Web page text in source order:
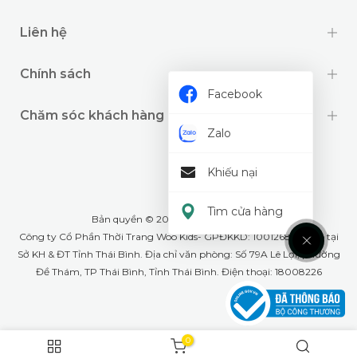
Liên hệ
Chính sách
Chăm sóc khách hàng
Bản quyền © 2024 thuộc về Wookids
Công ty Cổ Phần Thời Trang Woo Kids- GPĐKKD: 1001268555 cấp tại
Sở KH & ĐT Tỉnh Thái Bình. Địa chỉ văn phòng: Số 79A Lê Lợi, phường
Đề Thám, TP Thái Bình, Tỉnh Thái Bình. Điện thoại: 18008226
Facebook
Zalo
Khiếu nại
Tìm cửa hàng
0